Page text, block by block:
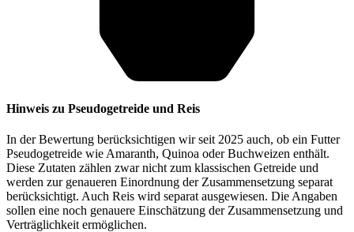
Hinweis zu Pseudogetreide und Reis
In der Bewertung berücksichtigen wir seit 2025 auch, ob ein Futter
Pseudogetreide wie Amaranth, Quinoa oder Buchweizen enthält.
Diese Zutaten zählen zwar nicht zum klassischen Getreide und
werden zur genaueren Einordnung der Zusammensetzung separat
berücksichtigt. Auch Reis wird separat ausgewiesen. Die Angaben
sollen eine noch genauere Einschätzung der Zusammensetzung und
Verträglichkeit ermöglichen.